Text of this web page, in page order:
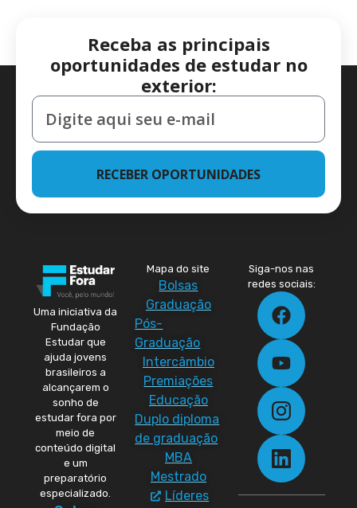
Receba as principais
oportunidades de estudar no
exterior:
RECEBER OPORTUNIDADES
Uma iniciativa da
Fundação
Estudar que
ajuda jovens
brasileiros a
alcançarem o
sonho de
estudar fora por
meio de
conteúdo digital
e um
preparatório
especializado.
Mapa do site
Bolsas
Graduação
Pós-
Graduação
Intercâmbio
Premiações
Educação
Duplo diploma
de graduação
MBA
Mestrado
Líderes
Siga-nos nas
redes sociais: